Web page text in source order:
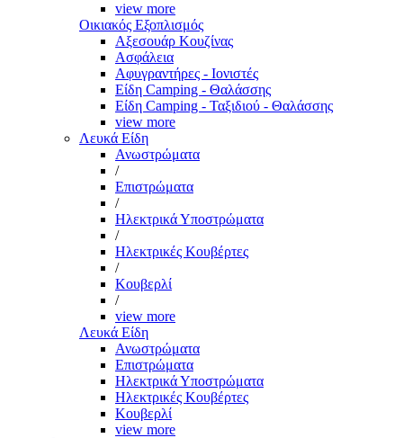
view more
Οικιακός Εξοπλισμός
Αξεσουάρ Κουζίνας
Ασφάλεια
Αφυγραντήρες - Ιονιστές
Είδη Camping - Θαλάσσης
Είδη Camping - Ταξιδιού - Θαλάσσης
view more
Λευκά Είδη
Ανωστρώματα
/
Επιστρώματα
/
Ηλεκτρικά Υποστρώματα
/
Ηλεκτρικές Κουβέρτες
/
Κουβερλί
/
view more
Λευκά Είδη
Ανωστρώματα
Επιστρώματα
Ηλεκτρικά Υποστρώματα
Ηλεκτρικές Κουβέρτες
Κουβερλί
view more